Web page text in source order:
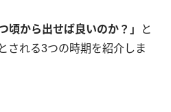
頃から出せば良いのか？」
と
される3つの時期を紹介しま